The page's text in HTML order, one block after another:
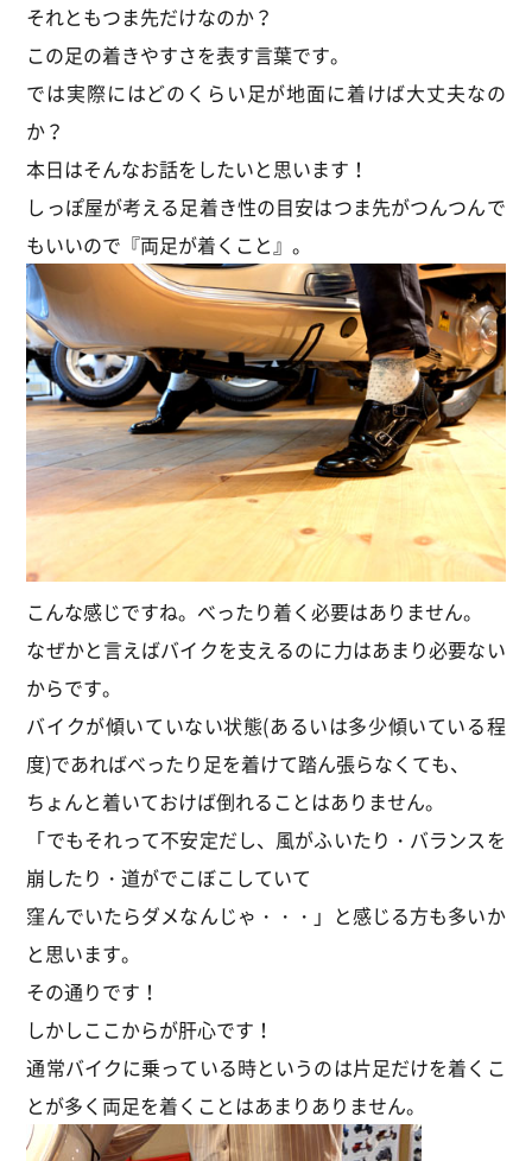
それともつま先だけなのか？
この足の着きやすさを表す言葉です。
では実際にはどのくらい足が地面に着けば大丈夫なの
か？
本日はそんなお話をしたいと思います！
しっぽ屋が考える足着き性の目安はつま先がつんつんで
もいいので『両足が着くこと』。
こんな感じですね。べったり着く必要はありません。
なぜかと言えばバイクを支えるのに力はあまり必要ない
からです。
バイクが傾いていない状態(あるいは多少傾いている程
度)であればべったり足を着けて踏ん張らなくても、
ちょんと着いておけば倒れることはありません。
「でもそれって不安定だし、風がふいたり・バランスを
崩したり・道がでこぼこしていて
窪んでいたらダメなんじゃ・・・」と感じる方も多いか
と思います。
その通りです！
しかしここからが肝心です！
通常バイクに乗っている時というのは片足だけを着くこ
とが多く両足を着くことはあまりありません。